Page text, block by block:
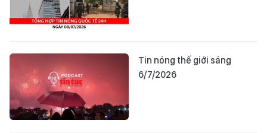
Tin nóng thế giới sáng
6/7/2026